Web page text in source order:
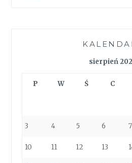
sierpień
P W Ś C
3 4 5 6 7
10 11 12 13